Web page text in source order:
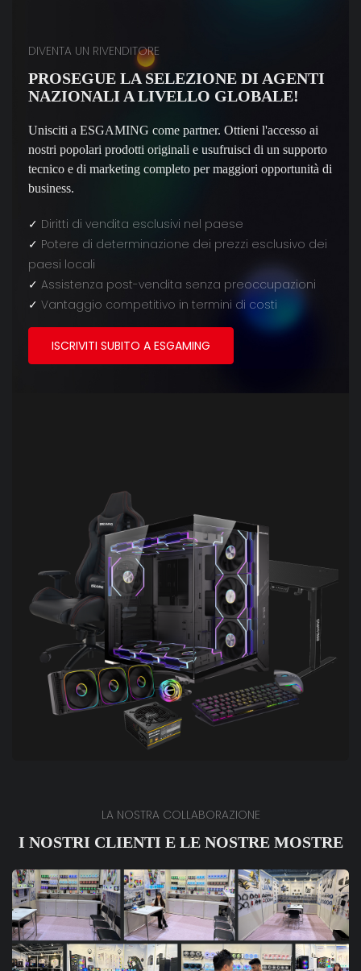
DIVENTA UN RIVENDITORE
PROSEGUE LA SELEZIONE DI AGENTI
NAZIONALI A LIVELLO GLOBALE!
Unisciti a ESGAMING come partner. Ottieni l'accesso ai
nostri popolari prodotti originali e usufruisci di un supporto
tecnico e di marketing completo per maggiori opportunità di
business.
✓ Diritti di vendita esclusivi nel paese
✓ Potere di determinazione dei prezzi esclusivo dei
paesi locali
✓ Assistenza post-vendita senza preoccupazioni
✓ Vantaggio competitivo in termini di costi
ISCRIVITI SUBITO A ESGAMING
LA NOSTRA COLLABORAZIONE
I NOSTRI CLIENTI E LE NOSTRE MOSTRE